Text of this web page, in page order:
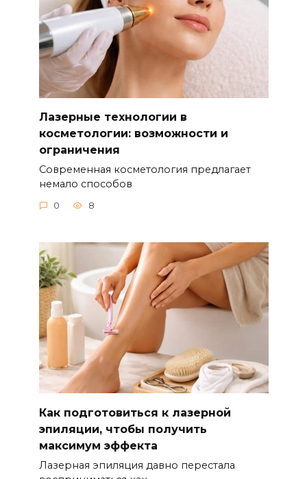
Лазерные технологии в
косметологии: возможности и
ограничения
Современная косметология предлагает
немало способов
0 8
Как подготовиться к лазерной
эпиляции, чтобы получить
максимум эффекта
Лазерная эпиляция давно перестала